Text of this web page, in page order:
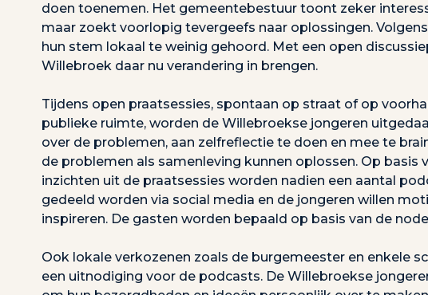
doen toenemen. Het gemeentebestuur toont zeker
maar zoekt voorlopig tevergeefs naar oplossingen.
hun stem lokaal te weinig gehoord. Met een open
Willebroek daar nu verandering in brengen.
Tijdens open praatsessies, spontaan op straat of op
publieke ruimte, worden de Willebroekse jongeren
over de problemen, aan zelfreflectie te doen en mee te
de problemen als samenleving kunnen oplossen. Op basis
inzichten uit de praatsessies worden nadien een aantal
gedeeld worden via social media en de jongeren willen
inspireren. De gasten worden bepaald op basis van de
Ook lokale verkozenen zoals de burgemeester en enkele
een uitnodiging voor de podcasts. De Willebroekse